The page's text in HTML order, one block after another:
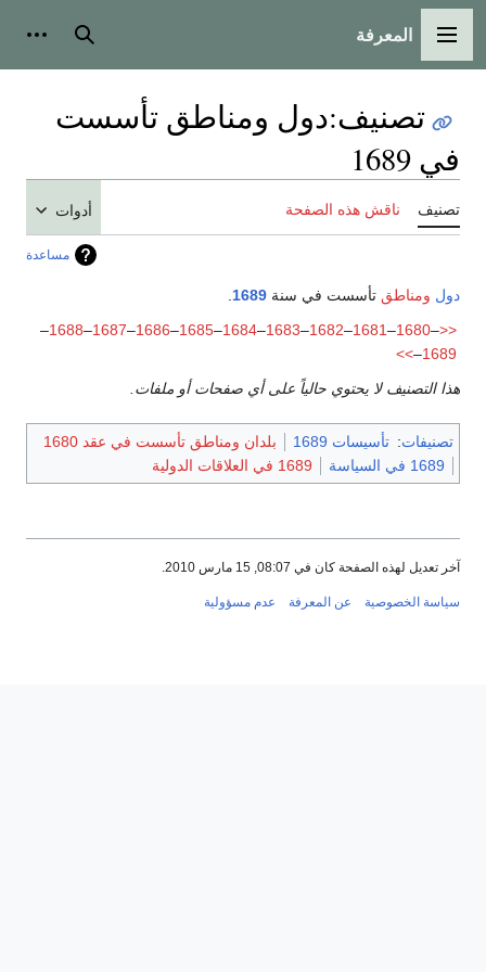
القائمة الرئيسية
المعرفة بحث
تصنيف:دول ومناطق تأسست
في 1689
تصنيف ناقش هذه الصفحة أدوات
مساعدة
دول ومناطق تأسست في سنة 1689
<<
–
1680
–
1681
–
1682
–
1683
–
1684
–
1685
–
1686
–
1687
–
1688
–
1689
–
>>
هذا التصنيف لا يحتوي حالياً على أي صفحات أو ملفات.
تصنيفات: تأسيسات 1689
بلدان ومناطق تأسست في عقد 1680
1689 في السياسة
1689 في العلاقات الدولية
آخر تعديل لهذه الصفحة كان في 08:07, 15 مارس 2010.
سياسة الخصوصية عن المعرفة عدم مسؤولية